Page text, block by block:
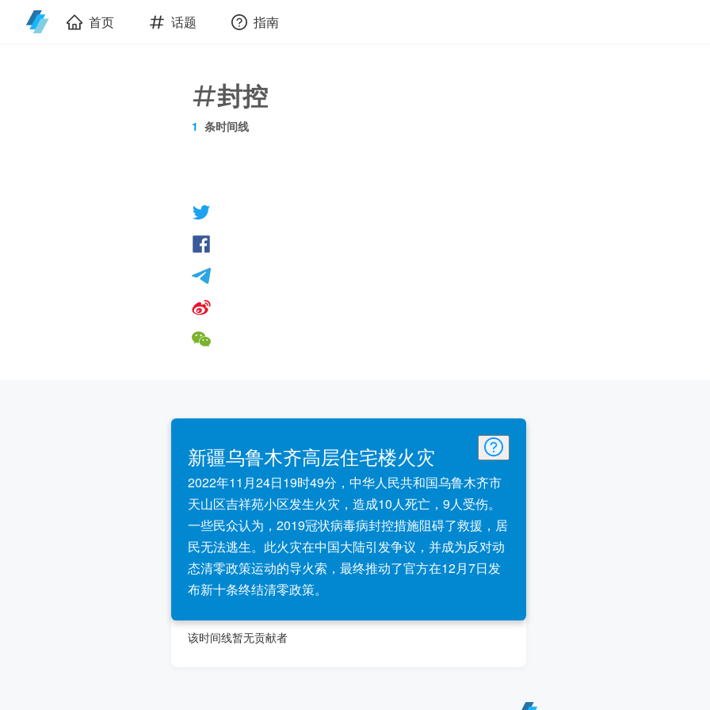
首页 话题 指南
封控
1 条时间线
新疆乌鲁木齐高层住宅楼火灾
2022年11月24日19时49分，中华人民共和国乌鲁木齐市
天山区吉祥苑小区发生火灾，造成10人死亡，9人受伤。
一些民众认为，2019冠状病毒病封控措施阻碍了救援，居
民无法逃生。此火灾在中国大陆引发争议，并成为反对动
态清零政策运动的导火索，最终推动了官方在12月7日发
布新十条终结清零政策。
该时间线暂无贡献者